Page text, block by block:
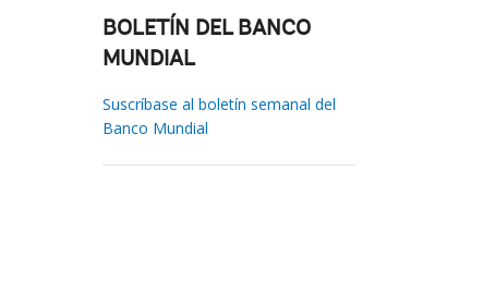
BOLETÍN DEL BANCO
MUNDIAL
Suscríbase al boletín semanal del
Banco Mundial